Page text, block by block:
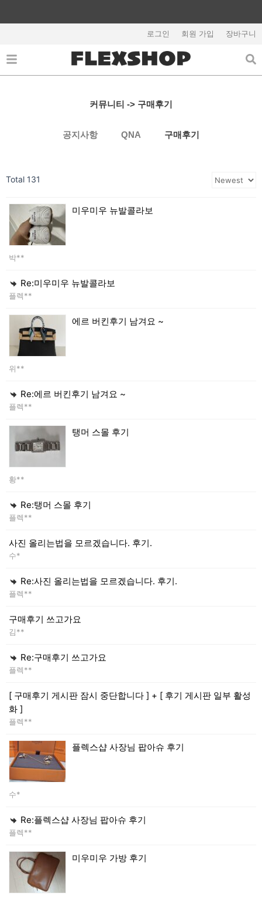
건
너
로그인 회원 가입 장바구니
커뮤니티 -> 구매후기
공지사항 QNA 구매후기
Total 131
미우미우 뉴발콜라보
박**
Re:미우미우 뉴발콜라보
플렉**
에르 버킨후기 남겨요 ~
위**
Re:에르 버킨후기 남겨요 ~
플렉**
탱머 스몰 후기
황**
Re:탱머 스몰 후기
플렉**
사진 올리는법을 모르겠습니다. 후기.
수*
Re:사진 올리는법을 모르겠습니다. 후기.
플렉**
구매후기 쓰고가요
김**
Re:구매후기 쓰고가요
플렉**
[ 구매후기 게시판 잠시 중단합니다 ] + [ 후기 게시판 일부 활성
화 ]
플렉**
플렉스샵 사장님 팝아슈 후기
수*
Re:플렉스샵 사장님 팝아슈 후기
플렉**
미우미우 가방 후기